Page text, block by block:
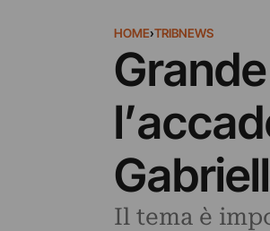
HOME›TRIBNEWS
Il tema è